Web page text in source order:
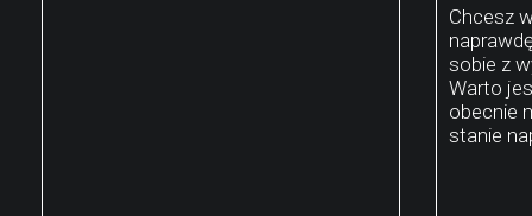
Chcesz
sobie z
Warto
obecnie
stanie